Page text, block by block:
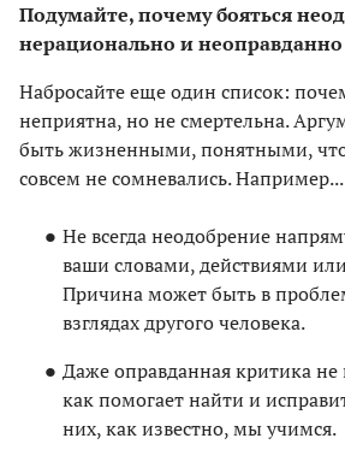
Подумайте, почему бояться
нерационально и неоправданно
Набросайте еще один список:
неприятна, но не смертельна.
быть жизненными, понятными,
совсем не сомневались. Например...
Не всегда неодобрение
ваши словами, действиями
Причина может быть в
взглядах другого человека.
Даже оправданная критика не
как помогает найти и
них, как известно, мы учимся.